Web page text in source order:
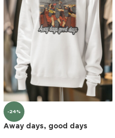
-24%
Away days, good days